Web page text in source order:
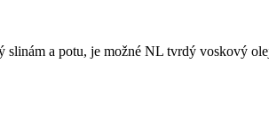
slinám a potu, je možné NL tvrdý voskový